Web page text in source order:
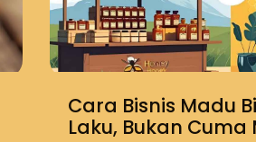
Cara Bisnis Madu
Laku, Bukan